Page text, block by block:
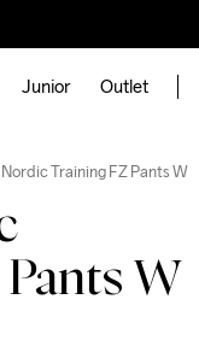
Junior Outlet
Training FZ Pants W
W